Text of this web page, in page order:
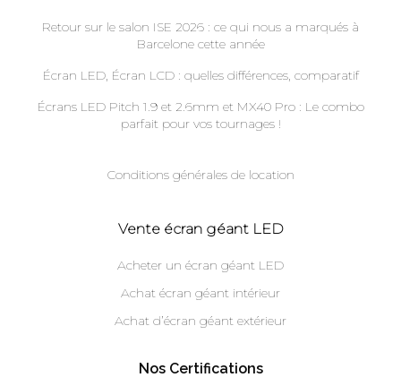
Retour sur le salon ISE 2026 : ce qui nous a marqués à
Barcelone cette année
Écran LED, Écran LCD : quelles différences, comparatif
Écrans LED Pitch 1.9 et 2.6mm et MX40 Pro : Le combo
parfait pour vos tournages !
Conditions générales de location
Vente écran géant LED
Acheter un écran géant LED
Achat écran géant intérieur
Achat d’écran géant extérieur
Nos Certifications